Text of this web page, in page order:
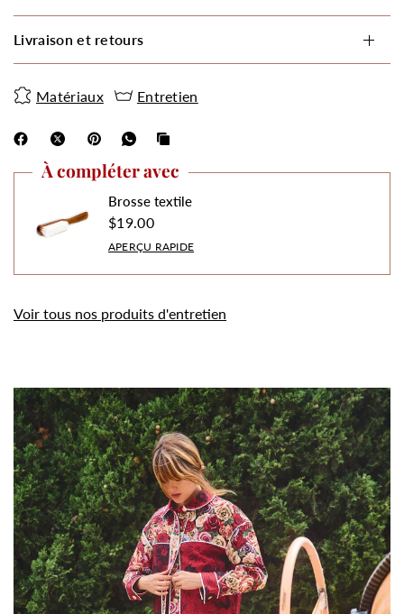
Livraison et retours
Matériaux Entretien
À compléter avec
Brosse textile
$19.00
APERÇU RAPIDE
Voir tous nos produits d'entretien